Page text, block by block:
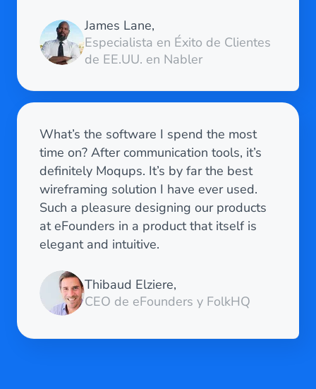
James Lane,
Especialista en Éxito de Clientes
de EE.UU. en Nabler
What’s the software I spend the most
time on? After communication tools, it’s
definitely Moqups. It’s by far the best
wireframing solution I have ever used.
Such a pleasure designing our products
at eFounders in a product that itself is
elegant and intuitive.
Thibaud Elziere,
CEO de eFounders y FolkHQ